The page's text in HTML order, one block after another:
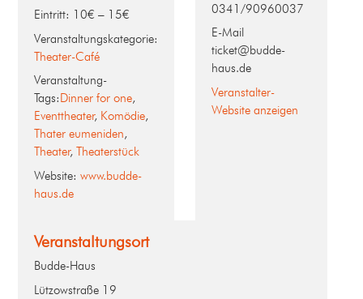
Eintritt: 10€ – 15€
Veranstaltungskategorie:
Theater-Café
Veranstaltung-
Tags:Dinner for one,
Eventtheater, Komödie,
Thater eumeniden,
Theater, Theaterstück
Website: www.budde-
haus.de
Veranstaltungsort
Budde-Haus
Lützowstraße 19
0341/90960037
E-Mail
ticket@budde-
haus.de
Veranstalter-
Website anzeigen